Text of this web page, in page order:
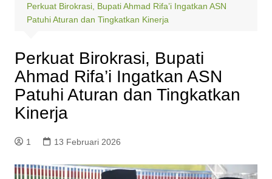
Perkuat Birokrasi, Bupati Ahmad Rifa’i Ingatkan ASN
Patuhi Aturan dan Tingkatkan Kinerja
Perkuat Birokrasi, Bupati
Ahmad Rifa’i Ingatkan ASN
Patuhi Aturan dan Tingkatkan
Kinerja
1 13 Februari 2026